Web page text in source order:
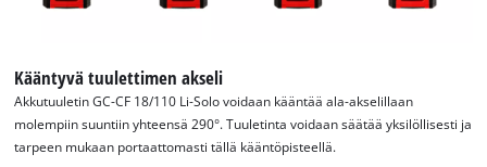
Kääntyvä tuulettimen akseli
Akkutuuletin GC-CF 18/110 Li-Solo voidaan kääntää ala-akselillaan
molempiin suuntiin yhteensä 290°. Tuuletinta voidaan säätää yksilöllisesti ja
tarpeen mukaan portaattomasti tällä kääntöpisteellä.